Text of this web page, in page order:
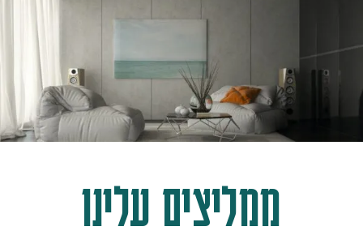
ממליצים עלינו